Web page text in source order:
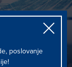
poslovanje